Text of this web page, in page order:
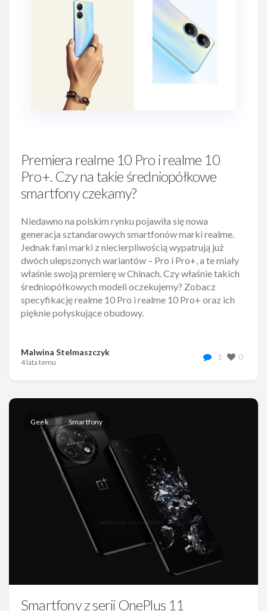
Premiera realme 10 Pro i realme 10
Pro+. Czy na takie średniopółkowe
smartfony czekamy?
Niedawno na polskim rynku pojawiła się nowa
generacja sztandarowych smartfonów marki realme.
Jednak fani marki z niecierpliwością wypatrują już
dwóch ulepszonych wariantów – Pro i Pro+, a te miały
właśnie swoją premierę w Chinach. Czy właśnie takich
średniopółkowych modeli oczekujemy? Zobacz
specyfikację realme 10 Pro i realme 10 Pro+ oraz ich
pięknie połyskujące obudowy.
Malwina Stelmaszczyk
4 lata temu
1 0
Geek Smartfony
Smartfony z serii OnePlus 11